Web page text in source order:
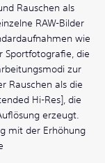
Rauschen als
RAW-Bilder
wie
Sportfotografie, die
zur
Rauschen als die
Hi-Res], die
erzeugt.
mit der Erhöhung